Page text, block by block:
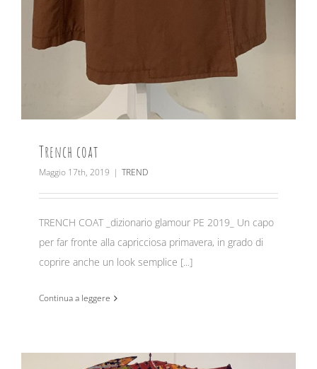
Trench coat
Maggio 17th, 2019 | TREND
TRENCH COAT _dizionario glamour PE 2019_ Un capo
per far fronte alla capricciosa primavera, in grado di
coprire anche un look semplice [...]
Continua a leggere